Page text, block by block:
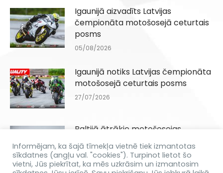
Igaunijā aizvadīts Latvijas
čempionāta motošosejā ceturtais
posms
05/08/2026
Igaunijā notiks Latvijas čempionāta
motošosejā ceturtais posms
27/07/2026
Baltijā ātrākie motošosejas
braucēji jūnijā tiksies Biķernieku
trasē
11/06/2026
Informējam, ka šajā tīmekļa vietnē tiek izmantotas
sīkdatnes (angļu val. "cookies"). Turpinot lietot šo
vietni, Jūs piekrītat, ka mēs uzkrāsim un izmantosim